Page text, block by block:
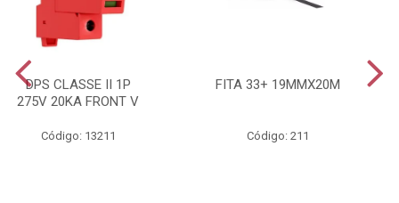
DPS CLASSE II 1P
275V 20KA FRONT V
Código: 13211
FITA 33+ 19MMX20M
Código: 211